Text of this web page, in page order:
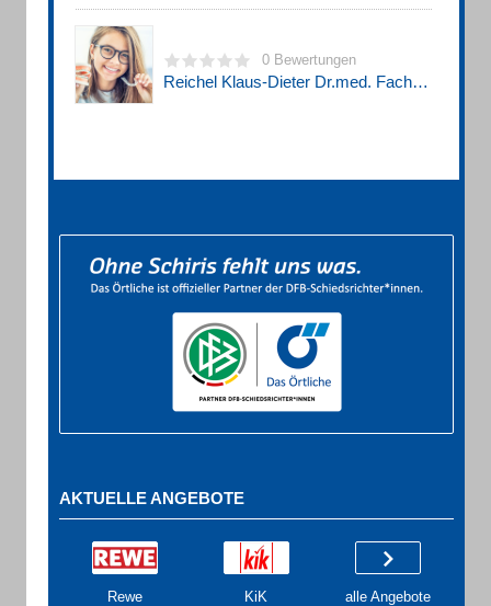
0 Bewertungen
Reichel Klaus-Dieter Dr.med. Fachzahnarzt
AKTUELLE ANGEBOTE
Rewe KiK alle Angebote